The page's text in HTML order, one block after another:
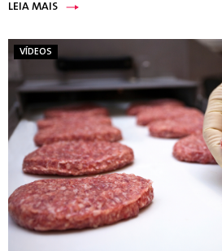
LEIA MAIS
VÍDEOS